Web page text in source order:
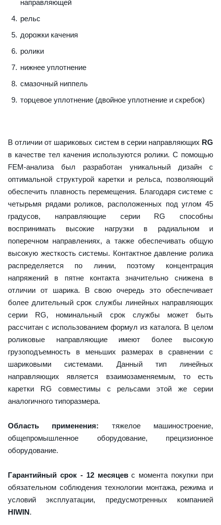
направляющей
рельс
дорожки качения
ролики
нижнее уплотнение
смазочный ниппель
торцевое уплотнение (двойное уплотнение и скребок)
В отличии от шариковых систем в серии направляющих RG
в качестве тел качения используются ролики. С помощью
FEM-анализа был разработан уникальный дизайн с
оптимальной структурой каретки и рельса, позволяющий
обеспечить плавность перемещения. Благодаря системе с
четырьмя рядами роликов, расположенных под углом 45
градусов, направляющие серии RG способны
воспринимать высокие нагрузки в радиальном и
поперечном направлениях, а также обеспечивать общую
высокую жесткость системы. Контактное давление ролика
распределяется по линии, поэтому концентрация
напряжений в пятне контакта значительно снижена в
отличии от шарика. В свою очередь это обеспечивает
более длительный срок службы линейных направляющих
серии RG, номинальный срок службы может быть
рассчитан с использованием формул из каталога. В целом
роликовые направляющие имеют более высокую
грузоподъемность в меньших размерах в сравнении с
шариковыми системами. Данный тип линейных
направляющих является взаимозаменяемым, то есть
каретки RG совместимы с рельсами этой же серии
аналогичного типоразмера.
Область применения: тяжелое машиностроение,
общепромышленное оборудование, прецизионное
оборудование.
Гарантийный срок - 12 месяцевс момента покупки при
обязательном соблюдения технологии монтажа, режима и
условий эксплуатации, предусмотренных компанией
HIWIN.